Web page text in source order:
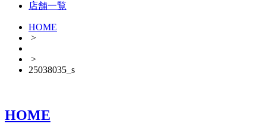
店舗一覧
HOME
>
>
25038035_s
HOME